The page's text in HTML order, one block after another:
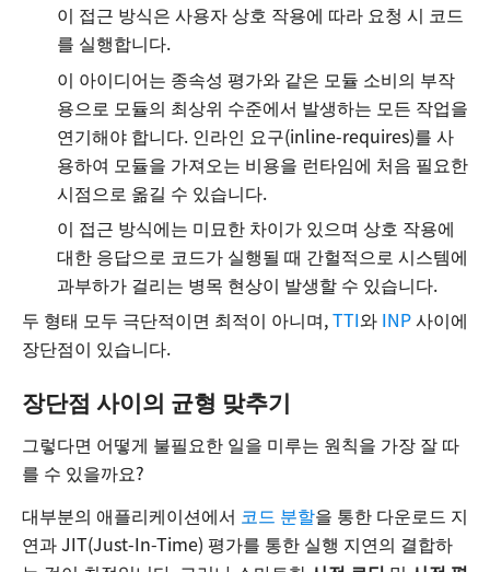
이 접근 방식은 사용자 상호 작용에 따라 요청 시 코드
를 실행합니다.
이 아이디어는 종속성 평가와 같은 모듈 소비의 부작
용으로 모듈의 최상위 수준에서 발생하는 모든 작업을
연기해야 합니다. 인라인 요구(inline-requires)를 사
용하여 모듈을 가져오는 비용을 런타임에 처음 필요한
시점으로 옮길 수 있습니다.
이 접근 방식에는 미묘한 차이가 있으며 상호 작용에
대한 응답으로 코드가 실행될 때 간헐적으로 시스템에
과부하가 걸리는 병목 현상이 발생할 수 있습니다.
두 형태 모두 극단적이면 최적이 아니며,TTI와 INP사이에
장단점이 있습니다.
장단점 사이의 균형 맞추기
그렇다면 어떻게 불필요한 일을 미루는 원칙을 가장 잘 따
를 수 있을까요?
대부분의 애플리케이션에서 코드 분할을 통한 다운로드 지
연과 JIT(Just-In-Time) 평가를 통한 실행 지연의 결합하